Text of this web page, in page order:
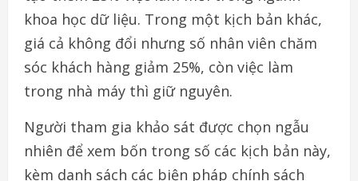
khoa học dữ liệu. Trong một kịch bản khác,
giá cả không đổi nhưng số nhân viên chăm
sóc khách hàng giảm 25%, còn việc làm
trong nhà máy thì giữ nguyên.
Người tham gia khảo sát được chọn ngẫu
nhiên để xem bốn trong số các kịch bản này,
kèm danh sách các biện pháp chính sách